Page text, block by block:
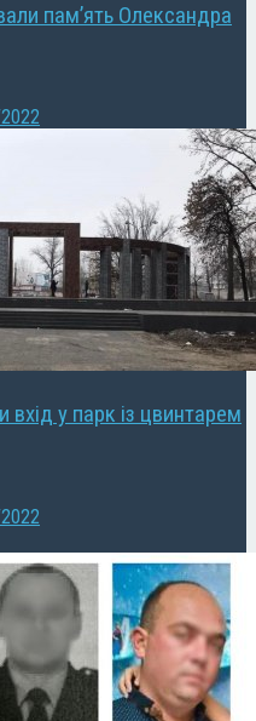
пам’ять Олександра
вхід у парк із цвинтарем